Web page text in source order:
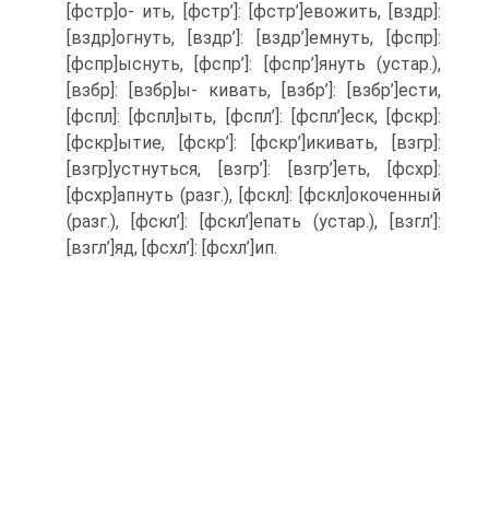
[фстр]о- ить, [фстр’]: [фстр’]евожить, [вздр]:
[вздр]огнуть, [вздр’]: [вздр’]емнуть, [фспр]:
[фспр]ыснуть, [фспр’]: [фспр’]януть (устар.),
[взбр]: [взбр]ы- кивать, [взбр’]: [взбр’]ести,
[фспл]: [фспл]ыть, [фспл’]: [фспл’]еск, [фскр]:
[фскр]ытие, [фскр’]: [фскр’]икивать, [взгр]:
[взгр]устнуться, [взгр’]: [взгр’]еть, [фсхр]:
[фсхр]апнуть (разг.), [фскл]: [фскл]окоченный
(разг.), [фскл’]: [фскл’]епать (устар.), [взгл’]:
[взгл’]яд, [фсхл’]: [фсхл’]ип.